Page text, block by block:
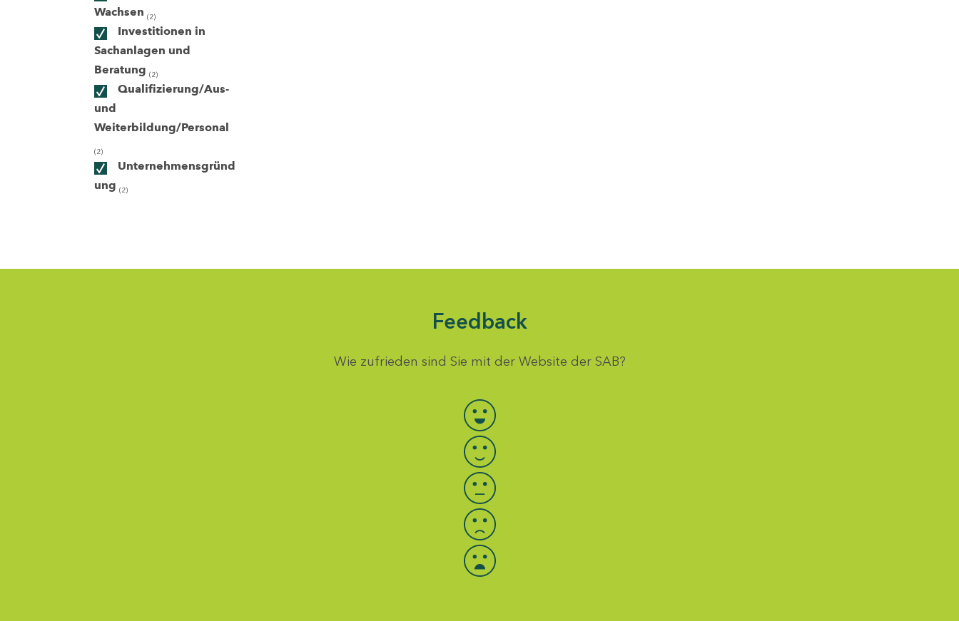
Wachsen (2)
Investitionen in
Sachanlagen und
Beratung (2)
Qualifizierung/Aus-
und
Weiterbildung/Personal
(2)
Unternehmensgründ
ung (2)
Feedback
Wie zufrieden sind Sie mit der Website der SAB?
Bewertung auswählen